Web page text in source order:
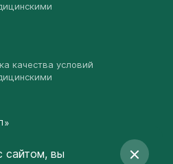
качества условий
сайтом, вы